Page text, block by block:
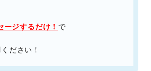
ジするだけ！ で
ださい！